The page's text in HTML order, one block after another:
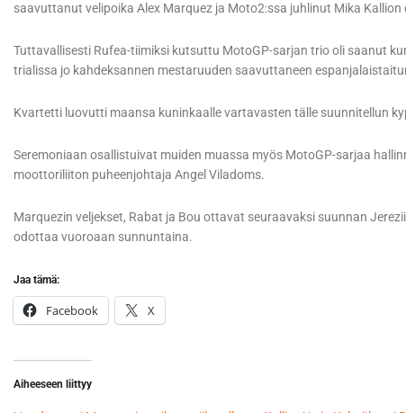
saavuttanut velipoika Alex Marquez ja Moto2:ssa juhlinut Mika Kallion
Tuttavallisesti Rufea-tiimiksi kutsuttu MotoGP-sarjan trio oli saanut
trialissa jo kahdeksannen mestaruuden saavuttaneen
Kvartetti luovutti maansa kuninkaalle vartavasten tälle suunnitellun
Seremoniaan osallistuivat muiden muassa myös MotoGP-sarjaa
moottoriliiton puheenjohtaja Angel Viladoms.
Marquezin veljekset, Rabat ja Bou ottavat seuraavaksi suunnan
odottaa vuoroaan sunnuntaina.
Jaa tämä:
Facebook X
Aiheeseen liittyy